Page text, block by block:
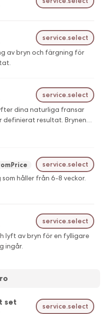
service.select
av bryn och färgning för
service.select
dina naturliga fransar
definierat resultat. Brynen
Effekten håller i cirka 6-8
service.select
håller från 6-8 veckor.
service.select
lyft av bryn för en fylligare
ingår.
set
service.select